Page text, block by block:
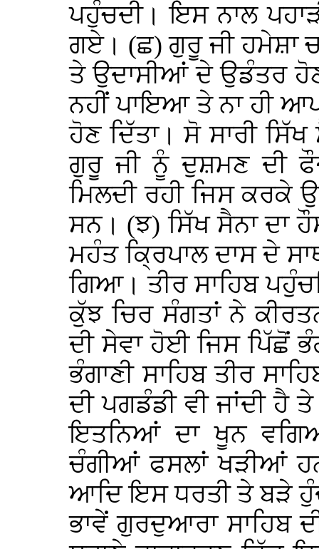
ਪਹੁੰਚਦੀ। ਇਸ ਨਾਲ
ਗਏ। (ਛ) ਗੁਰੂ ਜੀ ਹਮੇਸ਼ਾ
ਤੇ ਉਦਾਸੀਆਂ ਦੇ ਉਡੰਤਰ
ਨਹੀਂ ਪਾਇਆ ਤੇ ਨਾ ਹੀ
ਹੋਣ ਦਿੱਤਾ। ਸੋ ਸਾਰੀ
ਗੁਰੂ ਜੀ ਨੂੰ ਦੁਸ਼ਮਣ ਦੀ
ਮਿਲਦੀ ਰਹੀ ਜਿਸ ਕਰਕੇ
ਸਨ। (ਝ) ਸਿੱਖ ਸੈਨਾ ਦਾ
ਮਹੰਤ ਕ੍ਰਿਪਾਲ ਦਾਸ ਦੇ
ਗਿਆ। ਤੀਰ ਸਾਹਿਬ
ਕੁੱਝ ਚਿਰ ਸੰਗਤਾਂ ਨੇ
ਦੀ ਸੇਵਾ ਹੋਈ ਜਿਸ ਪਿੱਛੋਂ
ਭੰਗਾਣੀ ਸਾਹਿਬ ਤੀਰ
ਦੀ ਪਗਡੰਡੀ ਵੀ ਜਾਂਦੀ ਹੈ
ਇਤਨਿਆਂ ਦਾ ਖੂਨ
ਚੰਗੀਆਂ ਫਸਲਾਂ ਖੜੀਆਂ
ਆਦਿ ਇਸ ਧਰਤੀ ਤੇ ਬੜੇ
ਭਾਵੇਂ ਗੁਰਦੁਆਰਾ ਸਾਹਿਬ